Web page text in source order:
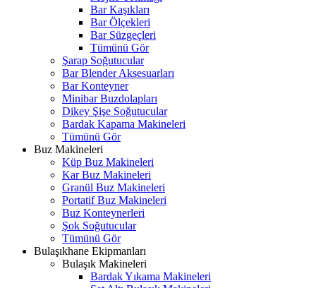
Bar Kaşıkları
Bar Ölçekleri
Bar Süzgeçleri
Tümünü Gör
Şarap Soğutucular
Bar Blender Aksesuarları
Bar Konteyner
Minibar Buzdolapları
Dikey Şişe Soğutucular
Bardak Kapama Makineleri
Tümünü Gör
Buz Makineleri
Küp Buz Makineleri
Kar Buz Makineleri
Granül Buz Makineleri
Portatif Buz Makineleri
Buz Konteynerleri
Şok Soğutucular
Tümünü Gör
Bulaşıkhane Ekipmanları
Bulaşık Makineleri
Bardak Yıkama Makineleri